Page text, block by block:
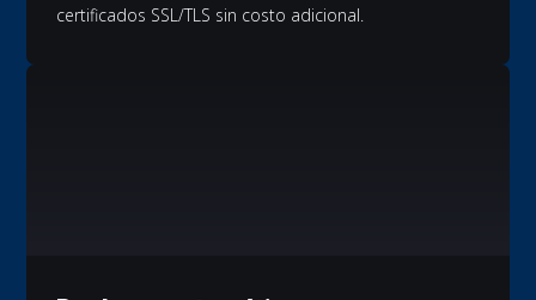
certificados SSL/TLS sin costo adicional.